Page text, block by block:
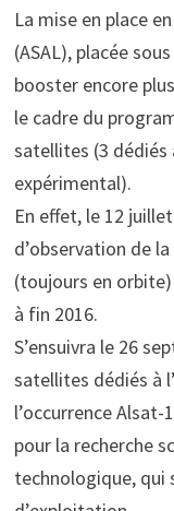
La mise en place
(ASAL), placée
booster encore
le cadre du
satellites (3 dédiés
expérimental).
En effet, le 12
d’observation de
(toujours en
à fin 2016.
S’ensuivra le 26
satellites dédiés à
l’occurrence
pour la recherche
technologique, qui